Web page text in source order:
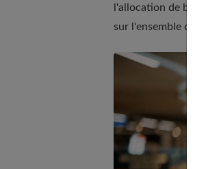
l'allocation de base
sur l'ensemble des